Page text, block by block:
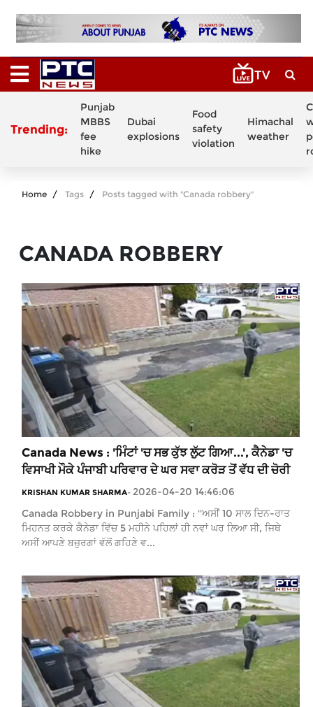
Trending:
Punjab
MBBS
fee
hike
Dubai
explosions
Food
safety
violation
Himachal
weather
Home Tags Posts tagged with "Canada robbery"
CANADA ROBBERY
Canada News : 'ਮਿੰਟਾਂ 'ਚ ਸਭ ਕੁੱਝ ਲੁੱਟ ਗਿਆ...', ਕੈਨੇਡਾ 'ਚ
ਵਿਸਾਖੀ ਮੌਕੇ ਪੰਜਾਬੀ ਪਰਿਵਾਰ ਦੇ ਘਰ ਸਵਾ ਕਰੋੜ ਤੋਂ ਵੱਧ ਦੀ ਚੋਰੀ
KRISHAN KUMAR SHARMA- 2026-04-20 14:46:06
Canada Robbery in Punjabi Family : ''ਅਸੀਂ 10 ਸਾਲ ਦਿਨ-ਰਾਤ
ਮਿਹਨਤ ਕਰਕੇ ਕੈਨੇਡਾ ਵਿੱਚ 5 ਮਹੀਨੇ ਪਹਿਲਾਂ ਹੀ ਨਵਾਂ ਘਰ ਲਿਆ ਸੀ, ਜਿਥੇ
ਅਸੀਂ ਆਪਣੇ ਬਜ਼ੁਰਗਾਂ ਵੱਲੋਂ ਗਹਿਣੇ ਵ...